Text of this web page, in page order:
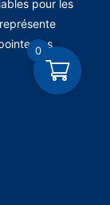
pour les
des
0